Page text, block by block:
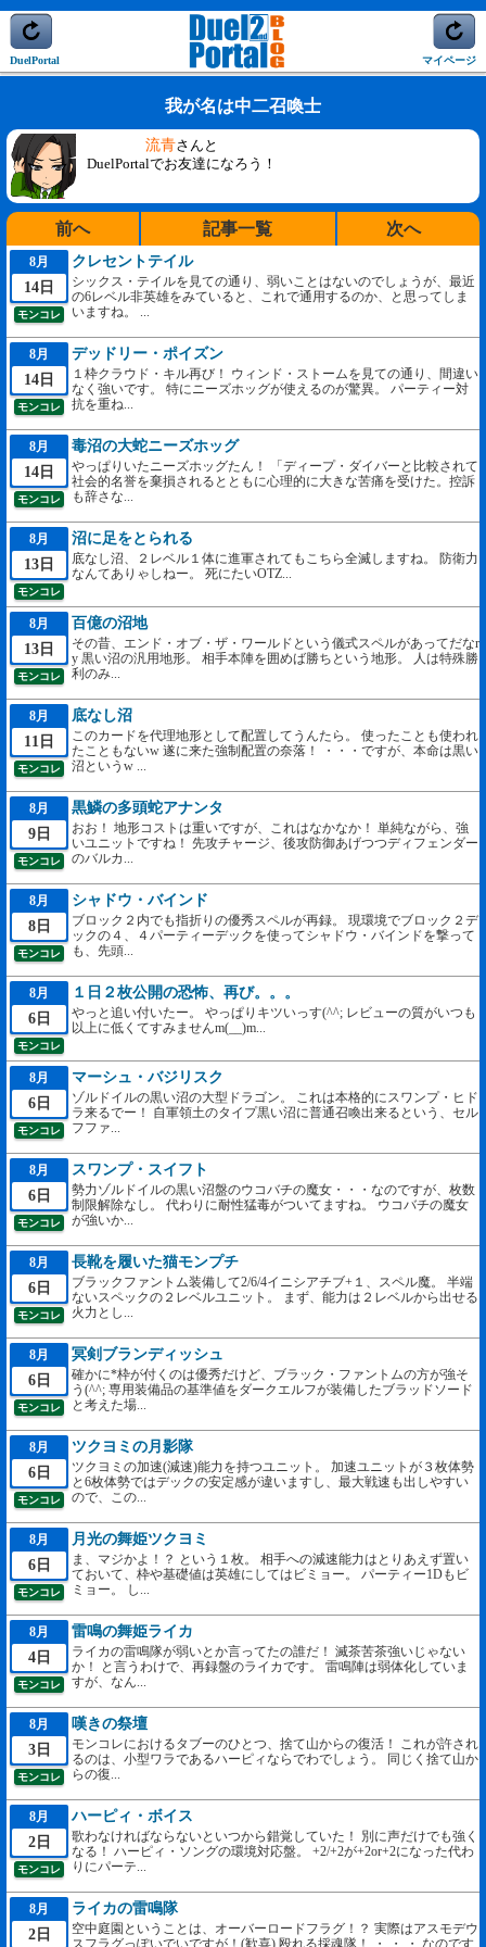
DuelPortal マイページ
我が名は中二召喚士
流青さんと
DuelPortalでお友達になろう！
前へ 記事一覧 次へ
8月
14日
モンコレ
クレセントテイル
シックス・テイルを見ての通り、弱いことはないのでしょうが、最近
の6レベル非英雄をみていると、これで通用するのか、と思ってしま
いますね。 ...
8月
14日
モンコレ
デッドリー・ポイズン
１枠クラウド・キル再び！ ウィンド・ストームを見ての通り、間違い
なく強いです。 特にニーズホッグが使えるのが驚異。 パーティー対
抗を重ね...
8月
14日
モンコレ
毒沼の大蛇ニーズホッグ
やっぱりいたニーズホッグたん！ 「ディープ・ダイバーと比較されて
社会的名誉を棄損されるとともに心理的に大きな苦痛を受けた。控訴
も辞さな...
8月
13日
モンコレ
沼に足をとられる
底なし沼、２レベル１体に進軍されてもこちら全滅しますね。 防衛力
なんてありゃしねー。 死にたいOTZ...
8月
13日
モンコレ
百億の沼地
その昔、エンド・オブ・ザ・ワールドという儀式スペルがあってだなr
y 黒い沼の汎用地形。 相手本陣を囲めば勝ちという地形。 人は特殊勝
利のみ...
8月
11日
モンコレ
底なし沼
このカードを代理地形として配置してうんたら。 使ったことも使われ
たこともないw 遂に来た強制配置の奈落！ ・・・ですが、本命は黒い
沼というw ...
8月
9日
モンコレ
黒鱗の多頭蛇アナンタ
おお！ 地形コストは重いですが、これはなかなか！ 単純ながら、強
いユニットですね！ 先攻チャージ、後攻防御あげつつディフェンダー
のバルカ...
8月
8日
モンコレ
シャドウ・バインド
ブロック２内でも指折りの優秀スペルが再録。 現環境でブロック２デ
ックの４、４パーティーデックを使ってシャドウ・バインドを撃って
も、先頭...
8月
6日
モンコレ
１日２枚公開の恐怖、再び。。。
やっと追い付いたー。 やっぱりキツいっす(^^; レビューの質がいつも
以上に低くてすみませんm(__)m...
8月
6日
モンコレ
マーシュ・バジリスク
ゾルドイルの黒い沼の大型ドラゴン。 これは本格的にスワンプ・ヒド
ラ来るでー！ 自軍領土のタイプ黒い沼に普通召喚出来るという、セル
フファ...
8月
6日
モンコレ
スワンプ・スイフト
勢力ゾルドイルの黒い沼盤のウコバチの魔女・・・なのですが、枚数
制限解除なし。 代わりに耐性猛毒がついてますね。 ウコバチの魔女
が強いか...
8月
6日
モンコレ
長靴を履いた猫モンプチ
ブラックファントム装備して2/6/4イニシアチブ+１、スペル魔。 半端
ないスペックの２レベルユニット。 まず、能力は２レベルから出せる
火力とし...
8月
6日
モンコレ
冥剣ブランディッシュ
確かに*枠が付くのは優秀だけど、ブラック・ファントムの方が強そ
う(^^; 専用装備品の基準値をダークエルフが装備したブラッドソード
と考えた場...
8月
6日
モンコレ
ツクヨミの月影隊
ツクヨミの加速(減速)能力を持つユニット。 加速ユニットが３枚体勢
と6枚体勢ではデックの安定感が違いますし、最大戦速も出しやすい
ので、この...
8月
6日
モンコレ
月光の舞姫ツクヨミ
ま、マジかよ！？ という１枚。 相手への減速能力はとりあえず置い
ておいて、枠や基礎値は英雄にしてはビミョー。 パーティー1Dもビ
ミョー。 し...
8月
4日
モンコレ
雷鳴の舞姫ライカ
ライカの雷鳴隊が弱いとか言ってたの誰だ！ 滅茶苦茶強いじゃない
か！ と言うわけで、再録盤のライカです。 雷鳴陣は弱体化していま
すが、なん...
8月
3日
モンコレ
嘆きの祭壇
モンコレにおけるタブーのひとつ、捨て山からの復活！ これが許され
るのは、小型ワラであるハーピィならでわでしょう。 同じく捨て山か
らの復...
8月
2日
モンコレ
ハーピィ・ボイス
歌わなければならないといつから錯覚していた！ 別に声だけでも強く
なる！ ハーピィ・ソングの環境対応盤。 +2/+2が+2or+2になった代わ
りにパーテ...
8月
2日
ライカの雷鳴隊
空中庭園ということは、オーバーロードフラグ！？ 実際はアスモデウ
スフラグっぽいでいですが！(歓喜) 殴れる採魂隊！ ・ ・ ・ なのです